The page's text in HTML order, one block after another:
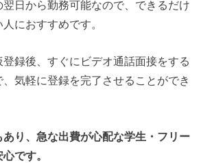
日から勤務可能なので、できるだけ
におすすめです。
録後、すぐにビデオ通話面接をする
気軽に登録を完了させることができ
り、急な出費が心配な学生・フリー
です。